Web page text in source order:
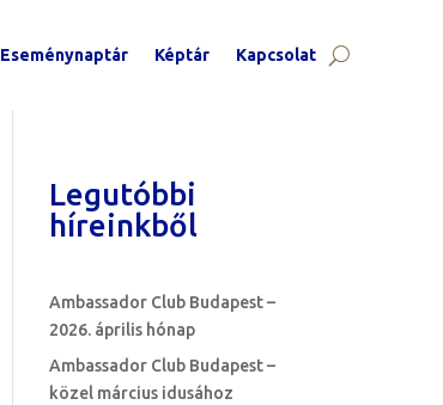
Eseménynaptár Képtár Kapcsolat
Legutóbbi
híreinkből
Ambassador Club Budapest –
2026. április hónap
Ambassador Club Budapest –
közel március idusához